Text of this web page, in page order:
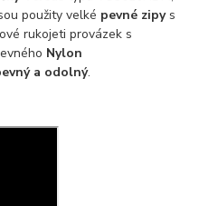
použity velké pevné zipys
rukojeti provázek s
Nylon
a odolný.